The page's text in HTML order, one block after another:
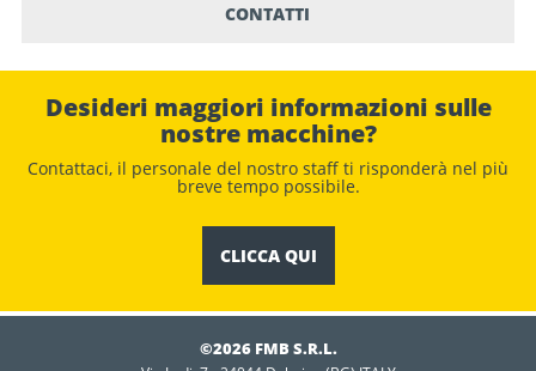
CONTATTI
Desideri maggiori informazioni sulle
nostre macchine?
Contattaci, il personale del nostro staﬀ ti risponderà nel più
breve tempo possibile.
CLICCA QUI
©2026 FMB S.R.L.